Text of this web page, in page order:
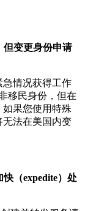
但变更身份申请
情况获得工作
移民身份，但在
果您使用特殊
法在美国内变
（expedite）处